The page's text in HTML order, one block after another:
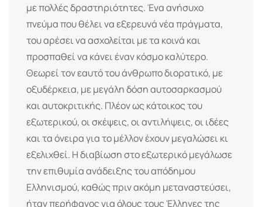
με πολλές δραστηριότητες. Ένα ανήσυχο
πνεύμα που θέλει να εξερευνά νέα πράγματα,
του αρέσει να ασχολείται με τα κοινά και
προσπαθεί να κάνει έναν κόσμο καλύτερο.
Θεωρεί τον εαυτό του άνθρωπο διορατικό, με
οξυδέρκεια, με μεγάλη δόση αυτοσαρκασμού
και αυτοκριτικής. Πλέον ως κάτοικος του
εξωτερικού, οι σκέψεις, οι αντιλήψεις, οι ιδέες
και τα όνειρα για το μέλλον έχουν μεγαλώσει κι
εξελιχθεί. Η διαβίωση στο εξωτερικό μεγάλωσε
την επιθυμία ανάδειξης του απόδημου
Ελληνισμού, καθώς πριν ακόμη μεταναστεύσει,
ήταν περήφανος για όλους τους Έλληνες της